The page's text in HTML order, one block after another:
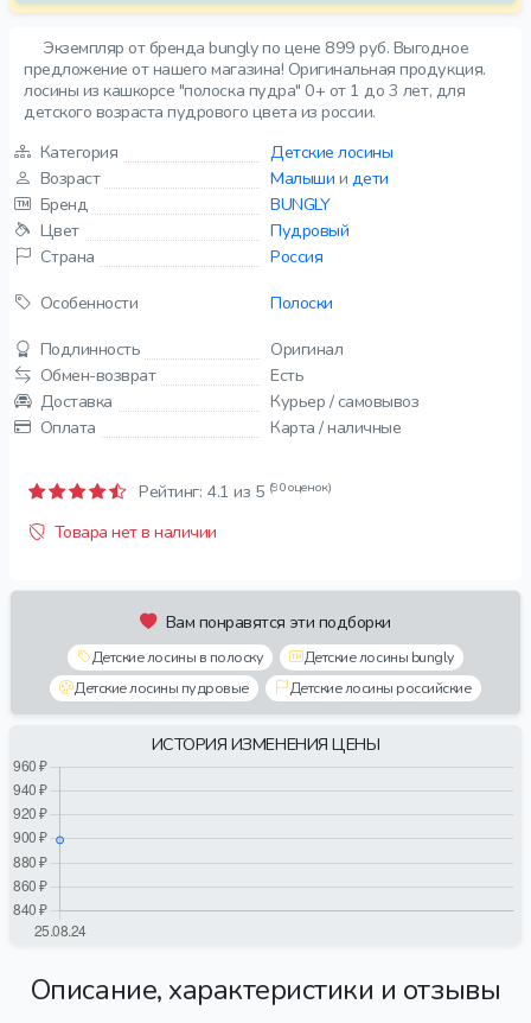
Экземпляр от бренда bungly по цене 899 руб. Выгодное
предложение от нашего магазина! Оригинальная продукция.
лосины из кашкорсе "полоска пудра" 0+ от 1 до 3 лет, для
детского возраста пудрового цвета из россии.
Категория
Детские лосины
Возраст
Малыши и дети
Бренд
BUNGLY
Цвет
Пудровый
Страна
Россия
Особенности
Полоски
Подлинность
Оригинал
Обмен-возврат
Есть
Доставка
Курьер / самовывоз
Оплата
Карта / наличные
Рейтинг: 4.1 из 5 (90 оценок)
Товара нет в наличии
Вам понравятся эти подборки
Детские лосины в полоску
Детские лосины bungly
Детские лосины пудровые
Детские лосины российские
ИСТОРИЯ ИЗМЕНЕНИЯ ЦЕНЫ
Описание, характеристики и отзывы